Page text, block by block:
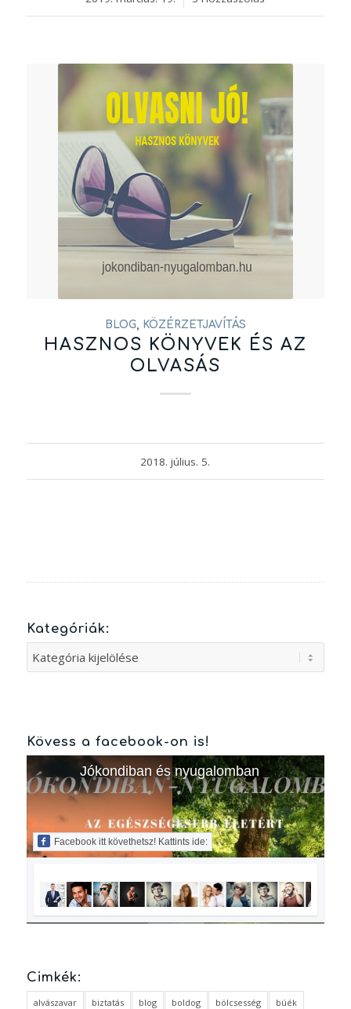
BLOG, KÖZÉRZETJAVÍTÁS
HASZNOS KÖNYVEK ÉS AZ
OLVASÁS
2018. július. 5.
Kategóriák:
Kategóriák:
Kövess a facebook-on is!
Jókondiban és nyugalomban
Facebook itt követhetsz! Kattints ide:
Cimkék:
alvászavar biztatás blog boldog bölcsesség búék